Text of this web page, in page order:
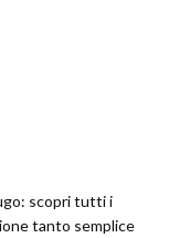
scopri tutti i
tanto semplice